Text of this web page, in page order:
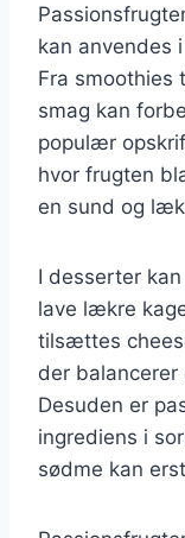
kan anvendes
Fra smoothies
smag kan
populær
hvor frugten
en sund og
I desserter
lave lækre
tilsættes
der
Desuden er
ingrediens i
sødme kan